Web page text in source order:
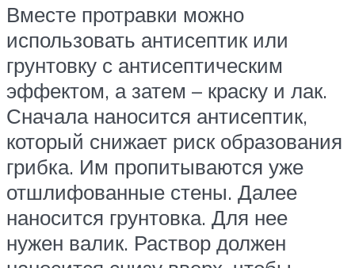
Вместе протравки можно
использовать антисептик или
грунтовку с антисептическим
эффектом, а затем – краску и лак.
Сначала наносится антисептик,
который снижает риск образования
грибка. Им пропитываются уже
отшлифованные стены. Далее
наносится грунтовка. Для нее
нужен валик. Раствор должен